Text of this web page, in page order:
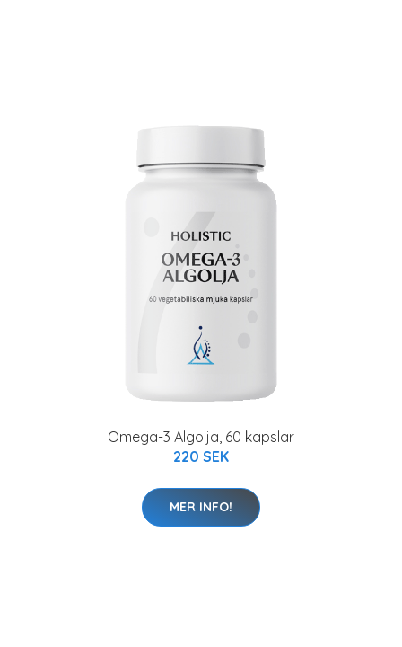
Omega-3 Algolja, 60 kapslar
220 SEK
MER INFO!